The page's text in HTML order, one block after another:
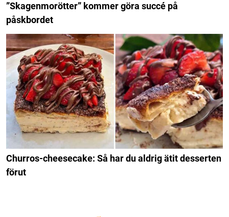
”Skagenmorötter” kommer göra succé på
påskbordet
Churros-cheesecake: Så har du aldrig ätit desserten
förut